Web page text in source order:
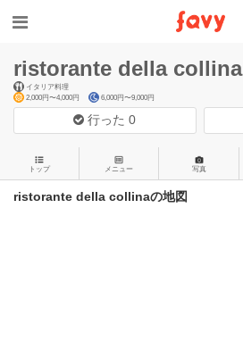
ristorante della collina
イタリア料理
2,000円〜4,000円
6,000円〜9,000円
行った0
トップ メニュー 写真
ristorante della collinaの地図